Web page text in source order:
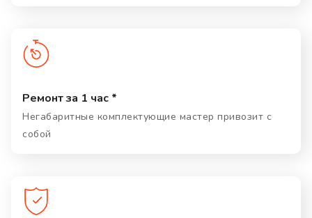
Ремонт за 1 час *
Негабаритные комплектующие мастер привозит с
собой